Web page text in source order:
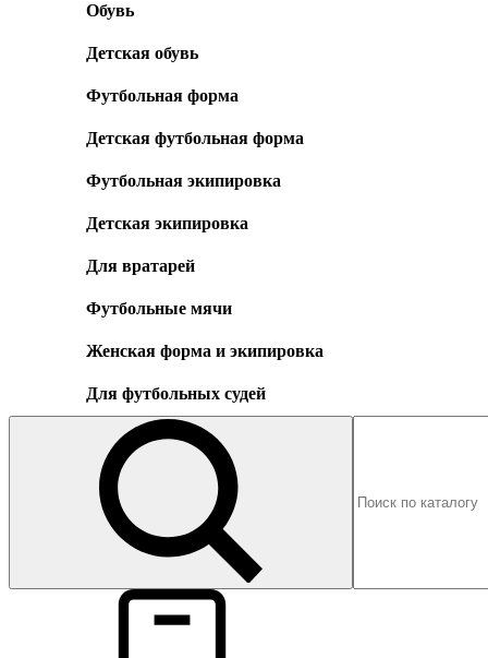
Обувь
Детская обувь
Футбольная форма
Детская футбольная форма
Футбольная экипировка
Детская экипировка
Для вратарей
Футбольные мячи
Женская форма и экипировка
Для футбольных судей